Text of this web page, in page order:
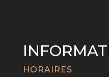
HORAIRES